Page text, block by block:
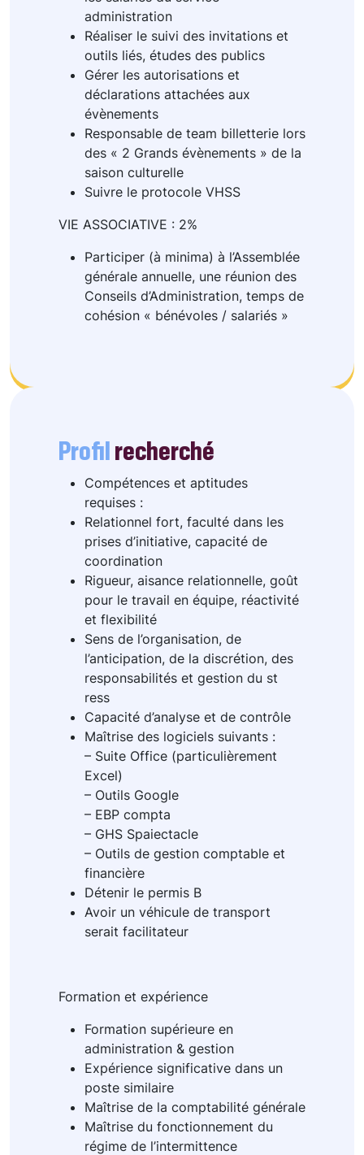
administration
Réaliser le suivi des invitations et
outils liés, études des publics
Gérer les autorisations et
déclarations attachées aux
évènements
Responsable de team billetterie lors
des « 2 Grands évènements » de la
saison culturelle
Suivre le protocole VHSS
VIE ASSOCIATIVE : 2%
Participer (à minima) à l’Assemblée
générale annuelle, une réunion des
Conseils d’Administration, temps de
cohésion « bénévoles / salariés »
Profilrecherché
Compétences et aptitudes
requises :
Relationnel fort, faculté dans les
prises d’initiative, capacité de
coordination
Rigueur, aisance relationnelle, goût
pour le travail en équipe, réactivité
et flexibilité
Sens de l’organisation, de
l’anticipation, de la discrétion, des
responsabilités et gestion du st
ress
Capacité d’analyse et de contrôle
Maîtrise des logiciels suivants :
– Suite Office (particulièrement
Excel)
– Outils Google
– EBP compta
– GHS Spaiectacle
– Outils de gestion comptable et
financière
Détenir le permis B
Avoir un véhicule de transport
serait facilitateur
Formation et expérience
Formation supérieure en
administration & gestion
Expérience significative dans un
poste similaire
Maîtrise de la comptabilité générale
Maîtrise du fonctionnement du
régime de l’intermittence